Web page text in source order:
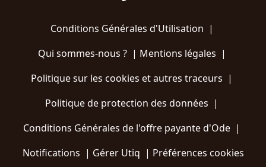
Conditions Générales d'Utilisation |
Qui sommes-nous ?| Mentions légales |
Politique sur les cookies et autres traceurs |
Politique de protection des données |
Conditions Générales de l'offre payante d'Ode |
Notifications | Gérer Utiq | Préférences cookies